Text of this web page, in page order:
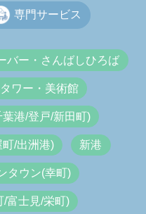
専門サービス
バー・さんばしひろば
ワー・美術館
港/登戸/新田町)
/出洲港) 新港
タウン(幸町)
/富士見/栄町)